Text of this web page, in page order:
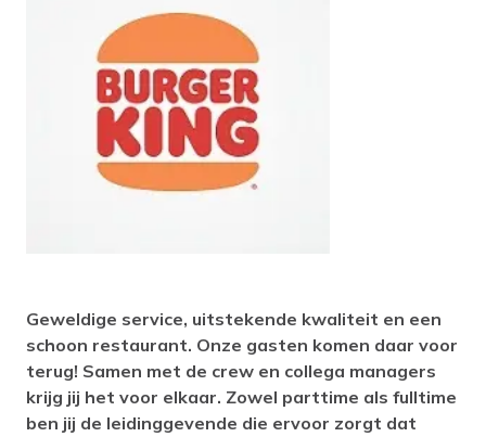
Geweldige service, uitstekende kwaliteit en een
schoon restaurant. Onze gasten komen daar voor
terug! Samen met de crew en collega managers
krijg jij het voor elkaar. Zowel parttime als fulltime
ben jij de leidinggevende die ervoor zorgt dat